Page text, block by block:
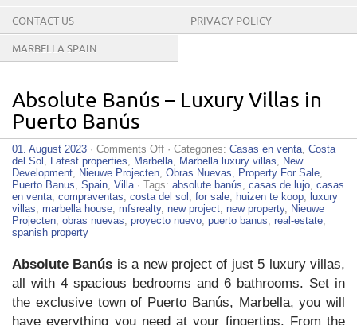
CONTACT US PRIVACY POLICY
MARBELLA SPAIN
Absolute Banús – Luxury Villas in
Puerto Banús
01. August 2023 · Comments Offon
Absolute
Banús
–
Luxury
Villas
in
· Categories: Casas en venta Costa
del Sol
Latest properties Marbella Marbella luxury villas
New
Development
Nieuwe Projecten Obras Nuevas Property For Sale
Puerto Banus Spain Villa · Tags: absolute banús casas de lujo casas
en venta compraventas costa del sol for sale huizen te koop
luxury
villas
marbella house mfsrealty, new project new property, Nieuwe
Projecten obras nuevas proyecto nuevo puerto banus real-estate
spanish property
Absolute Banús is a new project of just 5 luxury villas,
all with 4 spacious bedrooms and 6 bathrooms. Set in
the exclusive town of Puerto Banús, Marbella, you will
have everything you need at your fingertips. From the